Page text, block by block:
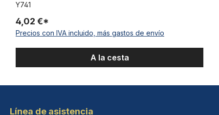
Y741
4,02 €*
Precios con IVA incluido, más gastos de envío
A la cesta
Línea de asistencia